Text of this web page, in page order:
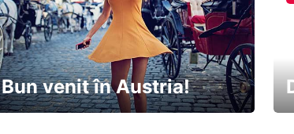
Bun venit în Austria!